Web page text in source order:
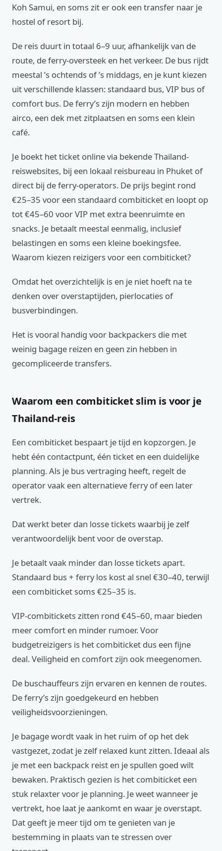
Koh Samui, en soms zit er ook een transfer naar je
hostel of resort bij.
De reis duurt in totaal 6–9 uur, afhankelijk van de
route, de ferry-oversteek en het verkeer. De bus rijdt
meestal ’s ochtends of ’s middags, en je kunt kiezen
uit verschillende klassen: standaard bus, VIP bus of
comfort bus. De ferry’s zijn modern en hebben
airco, een dek met zitplaatsen en soms een klein
café.
Je boekt het ticket online via bekende Thailand-
reiswebsites, bij een lokaal reisbureau in Phuket of
direct bij de ferry-operators. De prijs begint rond
€25–35 voor een standaard combiticket en loopt op
tot €45–60 voor VIP met extra beenruimte en
snacks. Je betaalt meestal eenmalig, inclusief
belastingen en soms een kleine boekingsfee.
Waarom kiezen reizigers voor een combiticket?
Omdat het overzichtelijk is en je niet hoeft na te
denken over overstaptijden, pierlocaties of
busverbindingen.
Het is vooral handig voor backpackers die met
weinig bagage reizen en geen zin hebben in
gecompliceerde transfers.
Waarom een combiticket slim is voor je
Thailand-reis
Een combiticket bespaart je tijd en kopzorgen. Je
hebt één contactpunt, één ticket en een duidelijke
planning. Als je bus vertraging heeft, regelt de
operator vaak een alternatieve ferry of een later
vertrek.
Dat werkt beter dan losse tickets waarbij je zelf
verantwoordelijk bent voor de overstap.
Je betaalt vaak minder dan losse tickets apart.
Standaard bus + ferry los kost al snel €30–40, terwijl
een combiticket soms €25–35 is.
VIP-combitickets zitten rond €45–60, maar bieden
meer comfort en minder rumoer. Voor
budgetreizigers is het combiticket dus een fijne
deal. Veiligheid en comfort zijn ook meegenomen.
De buschauffeurs zijn ervaren en kennen de routes.
De ferry’s zijn goedgekeurd en hebben
veiligheidsvoorzieningen.
Je bagage wordt vaak in het ruim of op het dek
vastgezet, zodat je zelf relaxed kunt zitten. Ideaal als
je met een backpack reist en je spullen goed wilt
bewaken. Praktisch gezien is het combiticket een
stuk relaxter voor je planning. Je weet wanneer je
vertrekt, hoe laat je aankomt en waar je overstapt.
Dat geeft je meer tijd om te genieten van je
bestemming in plaats van te stressen over